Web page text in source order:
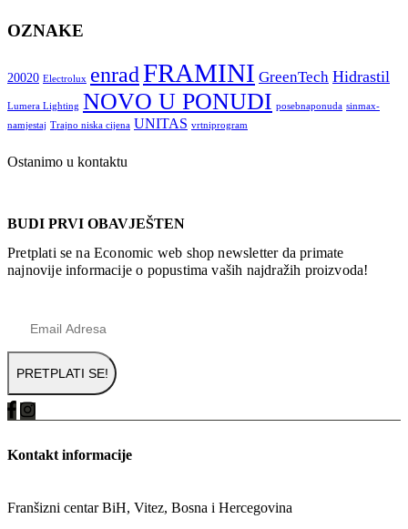
OZNAKE
20020 Electrolux enradFRAMINI GreenTech Hidrastil
Lumera Lighting NOVO U PONUDI posebnaponuda sinmax-
namjestaj Trajno niska cijena UNITAS vrtniprogram
Ostanimo u kontaktu
BUDI PRVI OBAVJEŠTEN
Pretplati se na Economic web shop newsletter da primate
najnovije informacije o popustima vaših najdražih proizvoda!
Kontakt informacije
Franšizni centar BiH, Vitez, Bosna i Hercegovina